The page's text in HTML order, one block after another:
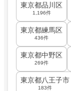
東京都品川区
1,196件
東京都練馬区
436件
東京都中野区
269件
東京都八王子市
183件